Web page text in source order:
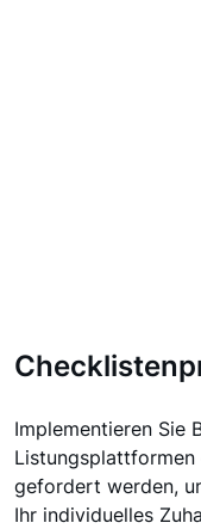
Implementieren Sie
Listungsplattformen
gefordert werden,
Ihr individuelles